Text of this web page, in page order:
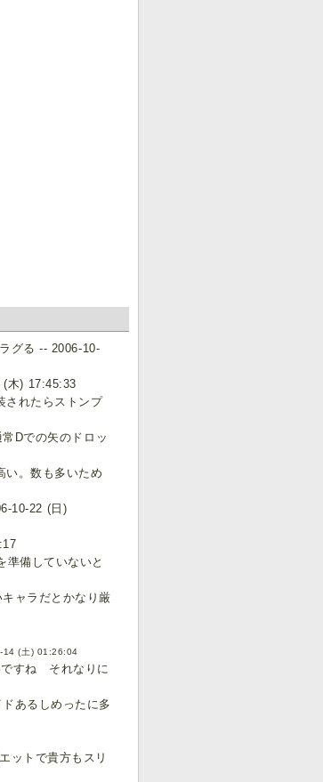
グる -- 2006-10-
木) 17:45:33
されたらストンプ
Dでの矢のドロッ
い。数も多いため
10-22 (日)
準備していないと
ャラだとかなり厳
14 (土) 01:26:04
ですね それなりに
あるしめったに多
ットで貴方もスリ